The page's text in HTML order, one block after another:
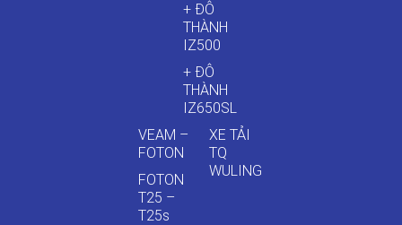
+ ĐÔ
THÀNH
IZ500
+ ĐÔ
THÀNH
IZ650SL
VEAM –
FOTON
FOTON
T25 –
T25s
XE TẢI
TQ
WULING